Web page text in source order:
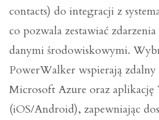
contacts) do integracji z
co pozwala zestawiać
danymi środowiskowymi.
PowerWalker wspierają zdalny
Microsoft Azure oraz
(iOS/Android), zapewniając